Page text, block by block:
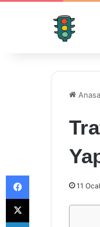
11
Facebook
X
LinkedIn